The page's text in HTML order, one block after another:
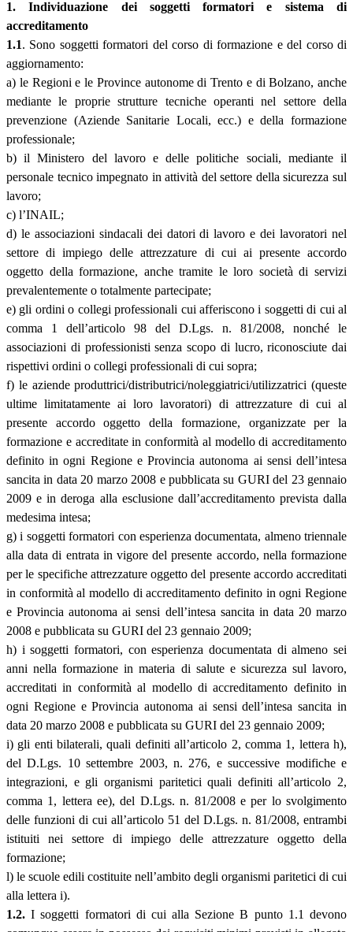
1. Individuazione dei soggetti formatori e sistema di
accreditamento
1.1. Sono soggetti formatori del corso di formazione e del corso di
aggiornamento:
a) le Regioni e le Province autonome di Trento e di Bolzano, anche
mediante le proprie strutture tecniche operanti nel settore della
prevenzione (Aziende Sanitarie Locali, ecc.) e della formazione
professionale;
b) il Ministero del lavoro e delle politiche sociali, mediante il
personale tecnico impegnato in attività del settore della sicurezza sul
lavoro;
c) l’INAIL;
d) le associazioni sindacali dei datori di lavoro e dei lavoratori nel
settore di impiego delle attrezzature di cui ai presente accordo
oggetto della formazione, anche tramite le loro società di servizi
prevalentemente o totalmente partecipate;
e) gli ordini o collegi professionali cui afferiscono i soggetti di cui al
comma 1 dell’articolo 98 del D.Lgs. n. 81/2008, nonché le
associazioni di professionisti senza scopo di lucro, riconosciute dai
rispettivi ordini o collegi professionali di cui sopra;
f) le aziende produttrici/distributrici/noleggiatrici/utilizzatrici (queste
ultime limitatamente ai loro lavoratori) di attrezzature di cui al
presente accordo oggetto della formazione, organizzate per la
formazione e accreditate in conformità al modello di accreditamento
definito in ogni Regione e Provincia autonoma ai sensi dell’intesa
sancita in data 20 marzo 2008 e pubblicata su GURI del 23 gennaio
2009 e in deroga alla esclusione dall’accreditamento prevista dalla
medesima intesa;
g) i soggetti formatori con esperienza documentata, almeno triennale
alla data di entrata in vigore del presente accordo, nella formazione
per le specifiche attrezzature oggetto del presente accordo accreditati
in conformità al modello di accreditamento definito in ogni Regione
e Provincia autonoma ai sensi dell’intesa sancita in data 20 marzo
2008 e pubblicata su GURI del 23 gennaio 2009;
h) i soggetti formatori, con esperienza documentata di almeno sei
anni nella formazione in materia di salute e sicurezza sul lavoro,
accreditati in conformità al modello di accreditamento definito in
ogni Regione e Provincia autonoma ai sensi dell’intesa sancita in
data 20 marzo 2008 e pubblicata su GURI del 23 gennaio 2009;
i) gli enti bilaterali, quali definiti all’articolo 2, comma 1, lettera h),
del D.Lgs. 10 settembre 2003, n. 276, e successive modifiche e
integrazioni, e gli organismi paritetici quali definiti all’articolo 2,
comma 1, lettera ee), del D.Lgs. n. 81/2008 e per lo svolgimento
delle funzioni di cui all’articolo 51 del D.Lgs. n. 81/2008, entrambi
istituiti nei settore di impiego delle attrezzature oggetto della
formazione;
l) le scuole edili costituite nell’ambito degli organismi paritetici di cui
alla lettera i).
1.2. I soggetti formatori di cui alla Sezione B punto 1.1 devono